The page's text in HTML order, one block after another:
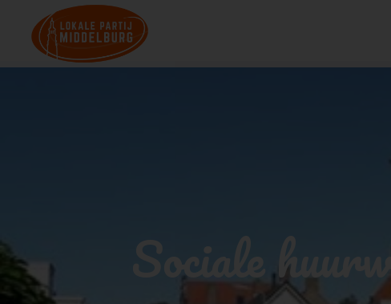
Sociale